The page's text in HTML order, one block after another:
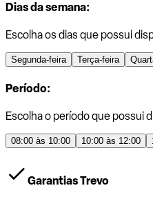
Dias da semana:
Escolha os dias que possui
Segunda-feira Terça-feira
Período:
Escolha o período que possui
08:00 às 10:00 10:00 às 12:00
Garantias Trevo